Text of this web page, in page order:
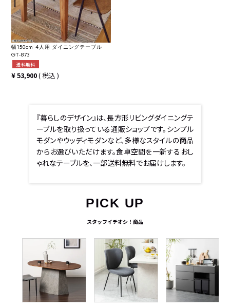
幅150cm 4人用 ダイニングテーブル
GT-873
送料無料
¥53,900 税込
『暮らしのデザイン』は、長方形リビングダイニングテ
ーブルを取り扱っている通販ショップです。シンプル
モダンやウッディモダンなど、多様なスタイルの商品
からお選びいただけます。食卓空間を一新するおし
ゃれなテーブルを、一部送料無料でお届けします。
PICK UP
スタッフイチオシ！商品